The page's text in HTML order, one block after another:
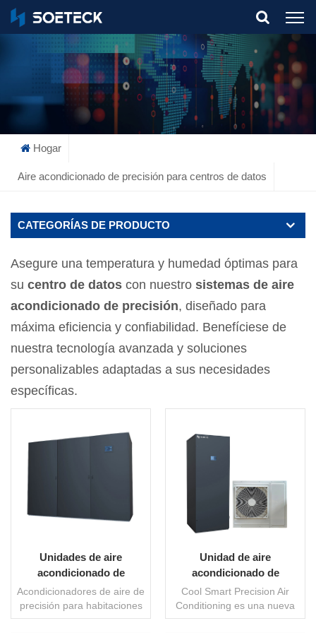
What Are You Looking For?
Hogar
Aire acondicionado de precisión para centros de datos
CATEGORÍAS DE PRODUCTO
Asegure una temperatura y humedad óptimas para
su centro de datos con nuestro sistemas de aire
acondicionado de precisión, diseñado para
máxima eficiencia y confiabilidad. Benefíciese de
nuestra tecnología avanzada y soluciones
personalizables adaptadas a sus necesidades
específicas.
Unidades de aire
acondicionado de
precisión para centros de
datos
Acondicionadores de aire de
precisión para habitaciones
grandes y medianas de la
Unidad de aire
acondicionado de
precisión CRAC-PACU
Cool Smart Precision Air
Conditioning es una nueva
generación de unidades de